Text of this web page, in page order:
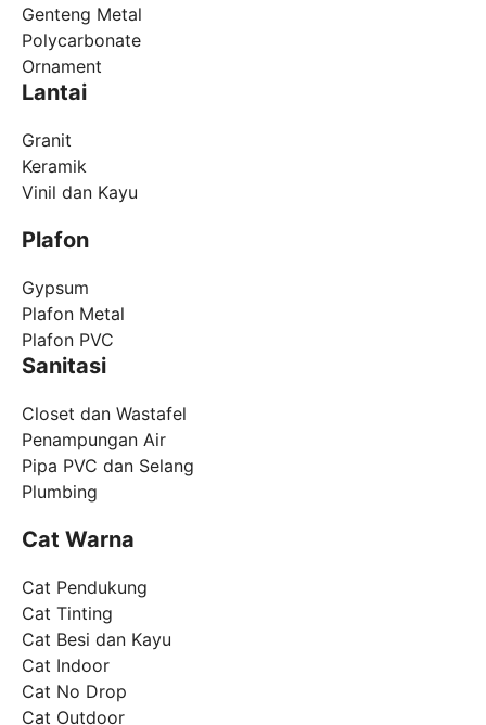
Genteng Metal
Polycarbonate
Ornament
Lantai
Granit
Keramik
Vinil dan Kayu
Plafon
Gypsum
Plafon Metal
Plafon PVC
Sanitasi
Closet dan Wastafel
Penampungan Air
Pipa PVC dan Selang
Plumbing
Cat Warna
Cat Pendukung
Cat Tinting
Cat Besi dan Kayu
Cat Indoor
Cat No Drop
Cat Outdoor